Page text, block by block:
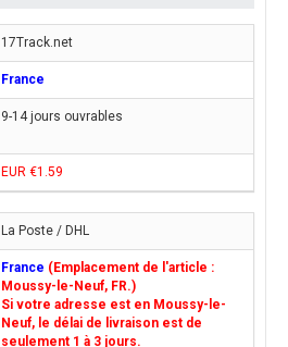
17Track.net
France
9-14 jours ouvrables
EUR €1.59
La Poste / DHL
France (Emplacement de l'article :
Moussy-le-Neuf, FR.)
Si votre adresse est en Moussy-le-
Neuf, le délai de livraison est de
seulement 1 à 3 jours.